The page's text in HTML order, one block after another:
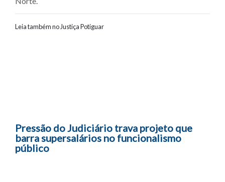
Leia também no Justiça Potiguar
Pressão do Judiciário trava projeto que
barra supersalários no funcionalismo
público